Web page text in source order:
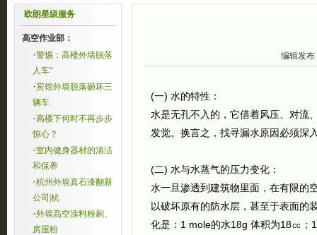
欧朗星级服务
高空作业部：
·警惕：高楼外墙脱落
人车“
·宾馆外墙脱落砸坏三
辆车
·高楼下何时不再步步
惊心？
·室内健身器材的清洁
和保养
·杭州外墙真石漆翻新
公司|杭
·外墙高空涂料粉刷、
房屋粉
编辑发
(一) 水的特性：
水是无孔不入的，它借着风压、对流
发觉。换言之，找寻漏水原因必须深
(二) 水与水蒸气的压力变化：
水一旦渗透到建筑物里面，在有限的
以破坏原有的防水层，甚至于表面的
化是：1 mole的水18g 体积为18㏄；